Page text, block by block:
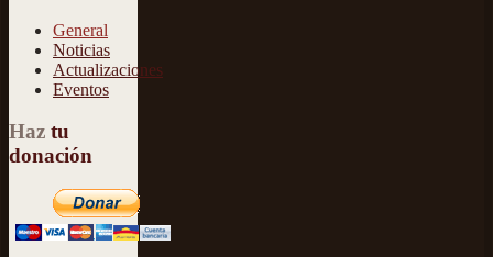
General
Noticias
Actualizaciones
Eventos
Haz tu
donación